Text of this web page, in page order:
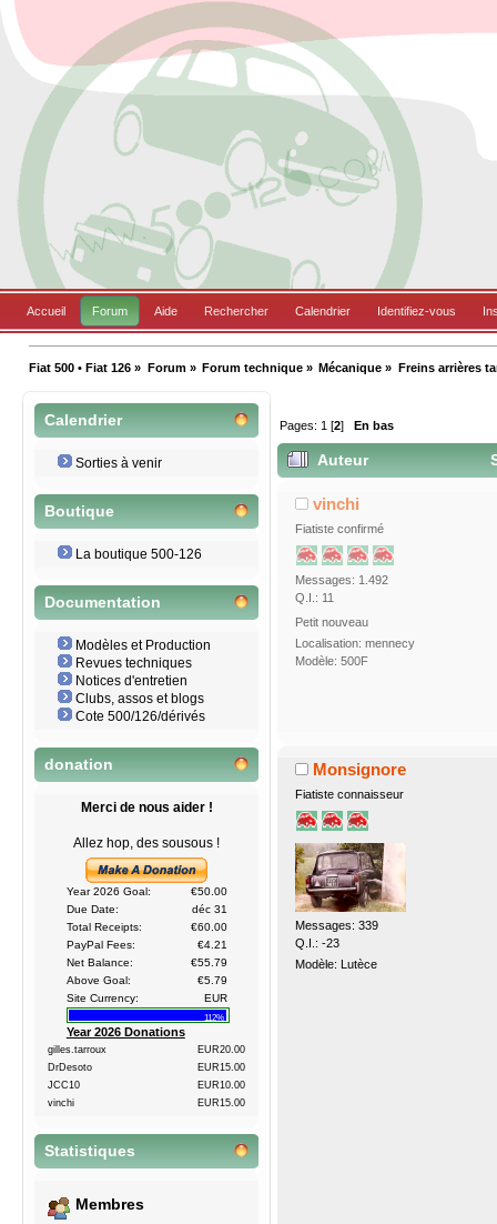
Accueil Forum Aide Rechercher Calendrier Identifiez-vous
Fiat 500 • Fiat 126 » Forum» Forum technique» Mécanique » Freins arrières
Calendrier
Sorties à venir
Boutique
La boutique 500-126
Documentation
Modèles et Production
Revues techniques
Notices d'entretien
Clubs, assos et blogs
Cote 500/126/dérivés
donation
Merci de nous aider !
Allez hop, des sousous !
Year 2026 Goal:
€50.00
Due Date:
déc 31
Total Receipts:
€60.00
PayPal Fees:
€4.21
Net Balance:
€55.79
Above Goal:
€5.79
Site Currency:
EUR
112%
Year 2026 Donations
gilles.tarroux
EUR20.00
DrDesoto
EUR15.00
JCC10
EUR10.00
vinchi
EUR15.00
Statistiques
Membres
Pages: 1 [2] En bas
Auteur
vinchi
Fiatiste confirmé
Messages: 1.492
Q.I.: 11
Petit nouveau
Localisation: mennecy
Modèle: 500F
Monsignore
Fiatiste connaisseur
Messages: 339
Q.I.: -23
Modèle: Lutèce